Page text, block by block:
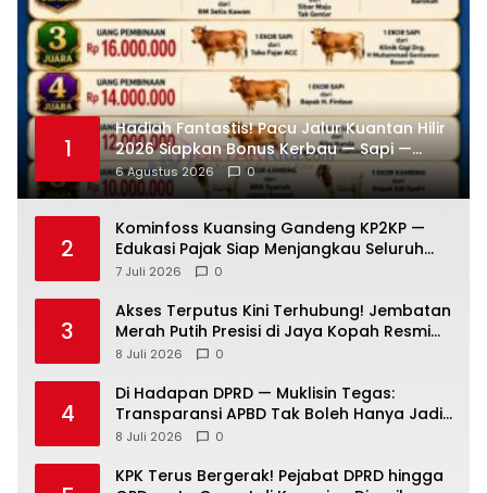
1
Hadiah Fantastis! Pacu Jalur Kuantan Hilir
2026 Siapkan Bonus Kerbau — Sapi —
Kambing dan Puluhan Juta Rupiah
6 Agustus 2026 0
2
Kominfoss Kuansing Gandeng KP2KP —
Edukasi Pajak Siap Menjangkau Seluruh
Masyarakat
7 Juli 2026 0
3
Akses Terputus Kini Terhubung! Jembatan
Merah Putih Presisi di Jaya Kopah Resmi
Berdiri — Polri Buktikan Pembangunan Tak
8 Juli 2026 0
4
Di Hadapan DPRD — Muklisin Tegas:
Transparansi APBD Tak Boleh Hanya Jadi
Slogan!
8 Juli 2026 0
KPK Terus Bergerak! Pejabat DPRD hingga